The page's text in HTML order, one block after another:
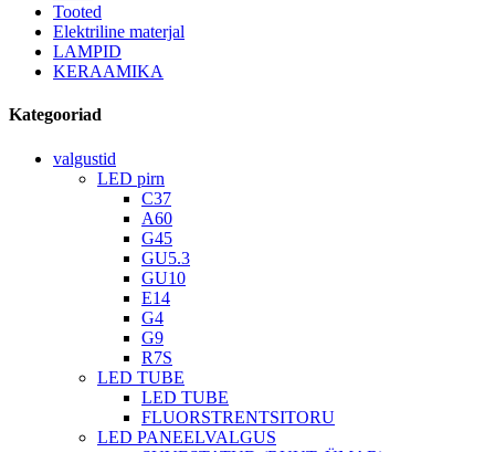
Tooted
Elektriline materjal
LAMPID
KERAAMIKA
Kategooriad
valgustid
LED pirn
C37
A60
G45
GU5.3
GU10
E14
G4
G9
R7S
LED TUBE
LED TUBE
FLUORSTRENTSITORU
LED PANEELVALGUS